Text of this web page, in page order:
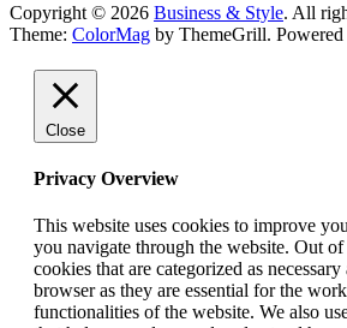
Copyright © 2026 Business & Style. All
Theme: ColorMag by ThemeGrill.
Close
Privacy Overview
This website uses cookies to improve
you navigate through the website. Out of
cookies that are categorized as
browser as they are essential for the
functionalities of the website. We also